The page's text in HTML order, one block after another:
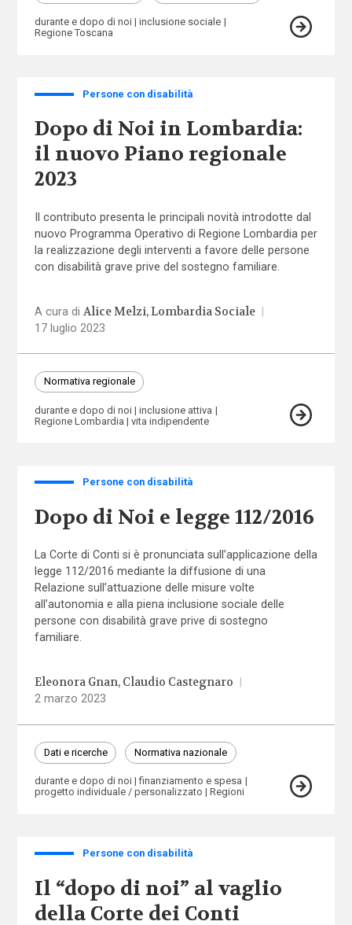
durante e dopo di noi
inclusione sociale
Regione Toscana
Persone con disabilità
Dopo di Noi in Lombardia:
il nuovo Piano regionale
2023
Il contributo presenta le principali novità introdotte dal
nuovo Programma Operativo di Regione Lombardia per
la realizzazione degli interventi a favore delle persone
con disabilità grave prive del sostegno familiare.
A cura di Alice Melzi Lombardia Sociale |
17 luglio 2023
Normativa regionale
durante e dopo di noi
inclusione attiva
Regione Lombardia
vita indipendente
Persone con disabilità
Dopo di Noi e legge 112/2016
La Corte di Conti si è pronunciata sull’applicazione della
legge 112/2016 mediante la diffusione di una
Relazione sull’attuazione delle misure volte
all’autonomia e alla piena inclusione sociale delle
persone con disabilità grave prive di sostegno
familiare.
Eleonora Gnan Claudio Castegnaro
2 marzo 2023
Dati e ricerche Normativa nazionale
durante e dopo di noi
finanziamento e spesa
progetto individuale / personalizzato
Regioni
Persone con disabilità
Il “dopo di noi” al vaglio
della Corte dei Conti